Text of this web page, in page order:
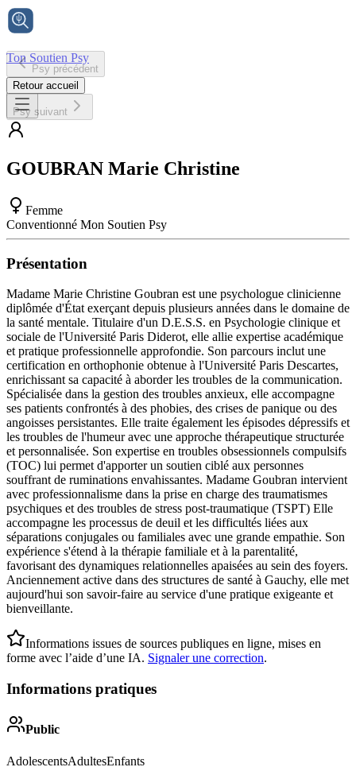
Ton Soutien Psy
Accueil
Psy précédent
Retour accueil
Psy suivant
GOUBRAN Marie Christine
Femme
Conventionné Mon Soutien Psy
Présentation
Madame Marie Christine Goubran est une psychologue clinicienne
diplômée d'État exerçant depuis plusieurs années dans le domaine de
la santé mentale. Titulaire d'un D.E.S.S. en Psychologie clinique et
sociale de l'Université Paris Diderot, elle allie expertise académique
et pratique professionnelle approfondie. Son parcours inclut une
certification en orthophonie obtenue à l'Université Paris Descartes,
enrichissant sa capacité à aborder les troubles de la communication.
Spécialisée dans la gestion des troubles anxieux, elle accompagne
ses patients confrontés à des phobies, des crises de panique ou des
angoisses persistantes. Elle traite également les épisodes dépressifs et
les troubles de l'humeur avec une approche thérapeutique structurée
et personnalisée. Son expertise en troubles obsessionnels compulsifs
(TOC) lui permet d'apporter un soutien ciblé aux personnes
souffrant de ruminations envahissantes. Madame Goubran intervient
avec professionnalisme dans la prise en charge des traumatismes
psychiques et des troubles de stress post-traumatique (TSPT) Elle
accompagne les processus de deuil et les difficultés liées aux
séparations conjugales ou familiales avec une grande empathie. Son
expérience s'étend à la thérapie familiale et à la parentalité,
favorisant des dynamiques relationnelles apaisées au sein des foyers.
Anciennement active dans des structures de santé à Gauchy, elle met
aujourd'hui son savoir-faire au service d'une pratique exigeante et
bienveillante.
Informations issues de sources publiques en ligne, mises en
forme avec l’aide d’une IA. Signaler une correction.
Informations pratiques
Public
AdolescentsAdultesEnfants